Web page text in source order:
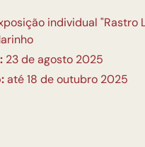
individual "Rastro
23 de agosto 2025
até 18 de outubro 2025